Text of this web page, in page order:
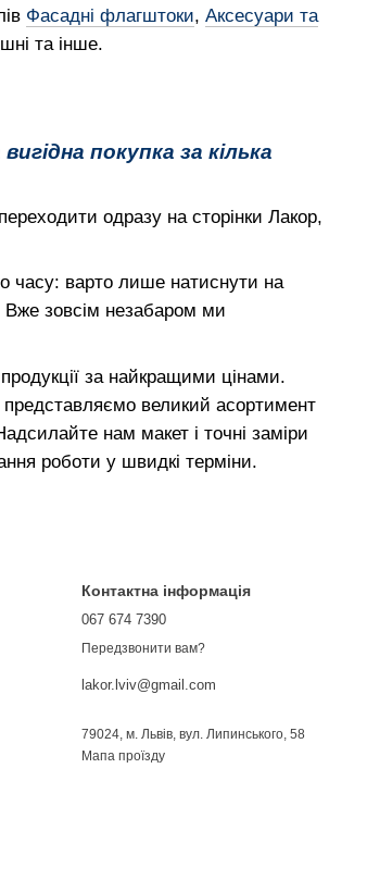
Фасадні флагштоки, Аксесуари та
та інше.
покупка за кілька
одразу на сторінки Лакор,
часу: варто лише натиснути на
Вже зовсім незабаром ми
за найкращими цінами.
представляємо великий асортимент
нам макет і точні заміри
роботи у швидкі терміни.
Контактна інформація
067 674 7390
Передзвонити вам?
lakor.lviv@gmail.com
79024, м. Львів, вул. Липинського, 58
Мапа проїзду